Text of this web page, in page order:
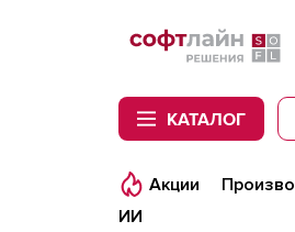
Softline
КАТАЛОГ
Акции
ИИ